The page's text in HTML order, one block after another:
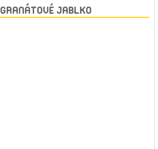
GRANÁTOVÉ JABLKO